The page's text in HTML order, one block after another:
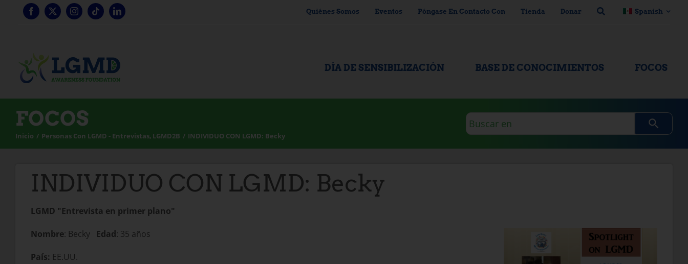
Quiénes Somos Eventos Póngase En Contacto Con Tienda Donar Spanish
DÍA DE SENSIBILIZACIÓN BASE DE CONOCIMIENTOS FOCOS
FOCOS
Inicio Personas Con LGMD - Entrevistas LGMD2B INDIVIDUO CON LGMD: Becky
Consulta
de
búsqueda
INDIVIDUO CON LGMD: Becky
LGMD "Entrevista en primer plano"
Nombre: Becky Edad: 35 años
País: EE.UU.